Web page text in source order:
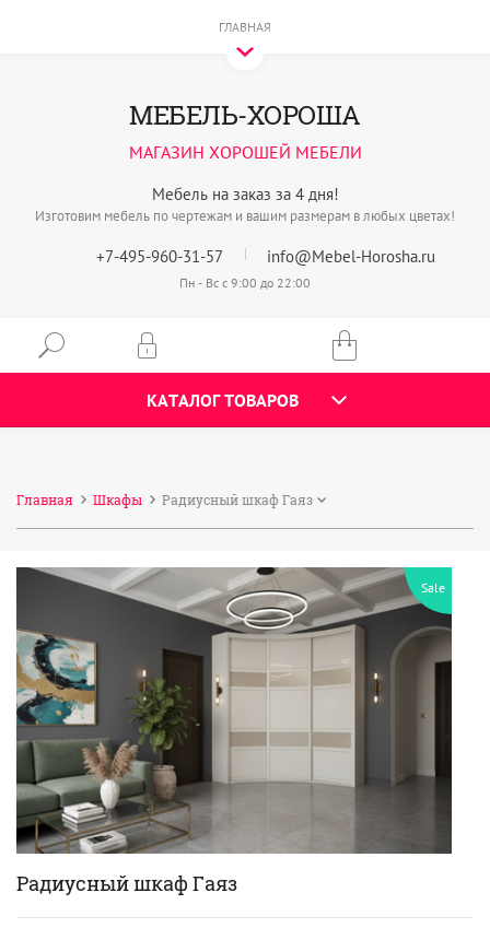
ГЛАВНАЯ
Мебель на заказ за 4 дня!
Изготовим мебель по чертежам и вашим размерам в любых цветах!
МЕБЕЛЬ-ХОРОША
МАГАЗИН ХОРОШЕЙ МЕБЕЛИ
+7-495-960-31-57 info@Mebel-Horosha.ru
Пн - Вс с 9:00 до 22:00
КАТАЛОГ ТОВАРОВ
Главная Шкафы Радиусный шкаф Гаяз
Sale
Радиусный шкаф Гаяз